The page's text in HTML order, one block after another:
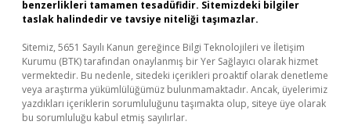
benzerlikleri tamamen tesadüfidir. Sitemizdeki bilgiler
taslak halindedir ve tavsiye niteliği taşımazlar.
Sitemiz, 5651 Sayılı Kanun gereğince Bilgi Teknolojileri ve İletişim
Kurumu (BTK) tarafından onaylanmış bir Yer Sağlayıcı olarak hizmet
vermektedir. Bu nedenle, sitedeki içerikleri proaktif olarak denetleme
veya araştırma yükümlülüğümüz bulunmamaktadır. Ancak, üyelerimiz
yazdıkları içeriklerin sorumluluğunu taşımakta olup, siteye üye olarak
bu sorumluluğu kabul etmiş sayılırlar.